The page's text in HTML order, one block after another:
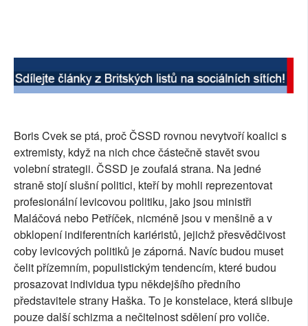
Boris Cvek se ptá, proč ČSSD rovnou nevytvoří koalici s
extremisty, když na nich chce částečně stavět svou
volební strategii. ČSSD je zoufalá strana. Na jedné
straně stojí slušní politici, kteří by mohli reprezentovat
profesionální levicovou politiku, jako jsou ministři
Maláčová nebo Petříček, nicméně jsou v menšině a v
obklopení indiferentních kariéristů, jejichž přesvědčivost
coby levicových politiků je záporná. Navíc budou muset
čelit přízemním, populistickým tendencím, které budou
prosazovat individua typu někdejšího předního
představitele strany Haška. To je konstelace, která slibuje
pouze další schizma a nečitelnost sdělení pro voliče.